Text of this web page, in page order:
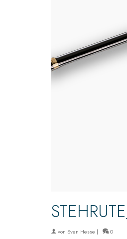
von Sven Hesse | 0